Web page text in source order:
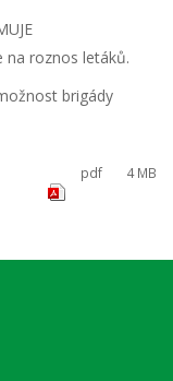
na roznos letáků.
brigády
pdf 4 MB